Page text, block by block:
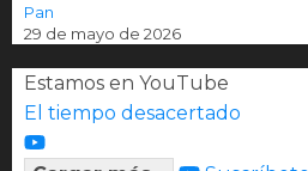
Pan
29 de mayo de 2026
Estamos en YouTube
El tiempo desacertado